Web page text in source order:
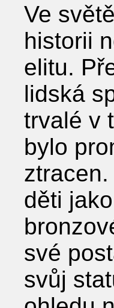
Ve
historii
elitu.
lidská
trvalé v
bylo
děti
své
svůj